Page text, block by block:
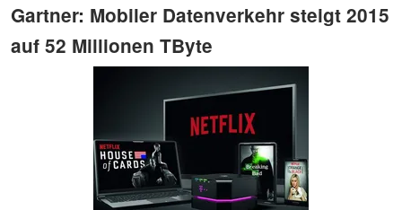
Gartner: Mobiler Datenverkehr steigt 2015
auf 52 Millionen TByte